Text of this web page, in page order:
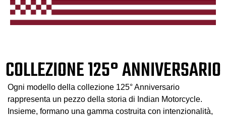
COLLEZIONE 125° ANNIVERSARIO
Ogni modello della collezione 125° Anniversario
rappresenta un pezzo della storia di Indian Motorcycle.
Insieme, formano una gamma costruita con intenzionalità,